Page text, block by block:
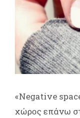
«Negative
χώρος επάνω